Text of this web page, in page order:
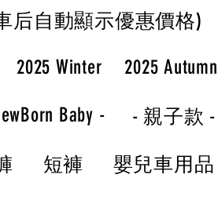
后自動顯示優惠價格)
2025 Winter 2025 Autumn
Baby - - 親子款 -
短褲 嬰兒車用品